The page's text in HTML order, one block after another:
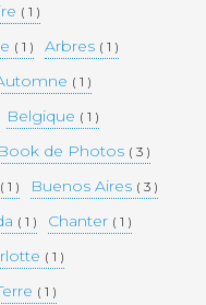
( 1 )
( 1 ) Arbres ( 1 )
( 1 )
Belgique ( 1 )
Book de Photos ( 3 )
( 1 ) Buenos Aires ( 3 )
( 1 ) Chanter ( 1 )
( 1 )
( 1 )